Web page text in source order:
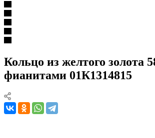
Кольцо из желтого золота
фианитами 01К1314815